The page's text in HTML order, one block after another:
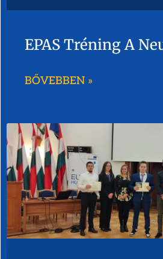
EPAS Tréning A
BŐVEBBEN »